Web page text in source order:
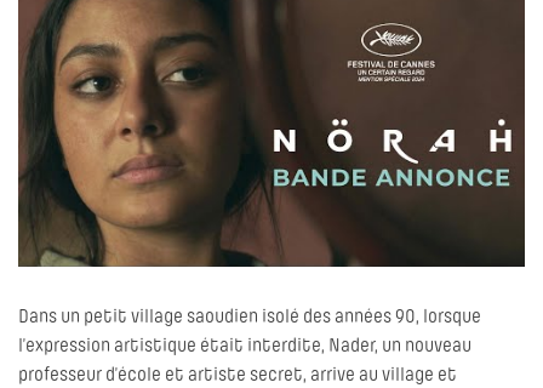
Dans un petit village saoudien isolé des années 90, lorsque
l’expression artistique était interdite, Nader, un nouveau
professeur d’école et artiste secret, arrive au village et